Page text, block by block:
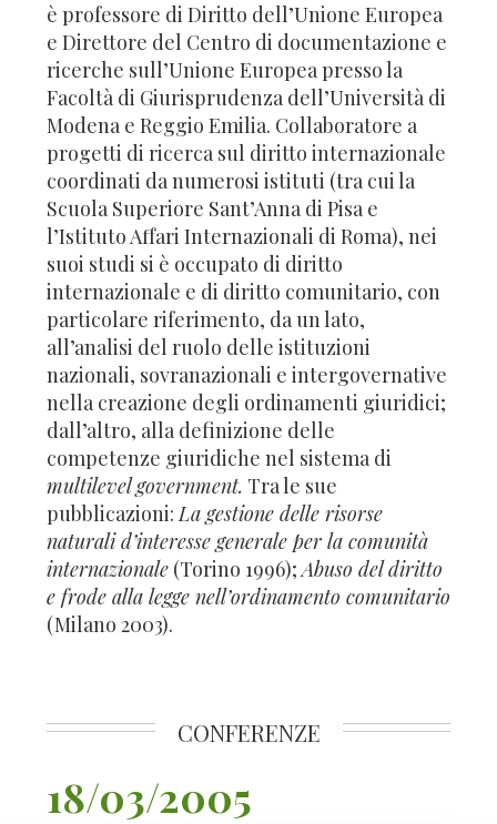
è professore di Diritto dell’Unione Europea
e Direttore del Centro di documentazione e
ricerche sull’Unione Europea presso la
Facoltà di Giurisprudenza dell’Università di
Modena e Reggio Emilia. Collaboratore a
progetti di ricerca sul diritto internazionale
coordinati da numerosi istituti (tra cui la
Scuola Superiore Sant’Anna di Pisa e
l’Istituto Affari Internazionali di Roma), nei
suoi studi si è occupato di diritto
internazionale e di diritto comunitario, con
particolare riferimento, da un lato,
all’analisi del ruolo delle istituzioni
nazionali, sovranazionali e intergovernative
nella creazione degli ordinamenti giuridici;
dall’altro, alla definizione delle
competenze giuridiche nel sistema di
multilevel government. Tra le sue
pubblicazioni:La gestione delle risorse
naturali d’interesse generale per la comunità
internazionale (Torino 1996);Abuso del diritto
e frode alla legge nell’ordinamento comunitario
(Milano 2003).
CONFERENZE
18/03/2005